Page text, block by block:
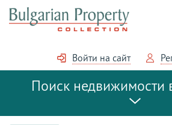
Войти на сайт
Поиск недвижимости